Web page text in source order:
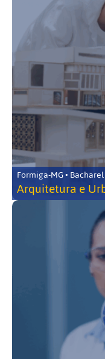
Formiga-MG •
Arquitetura e